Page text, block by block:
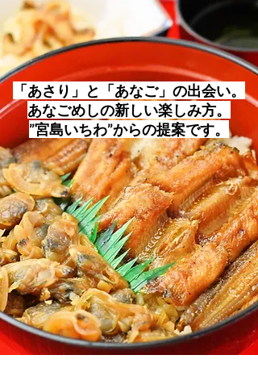
「あさり」と「あなご」の出会い。
あなごめしの新しい楽しみ方。
”宮島いちわ”からの提案です。